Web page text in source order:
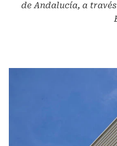
de Andalucía, a